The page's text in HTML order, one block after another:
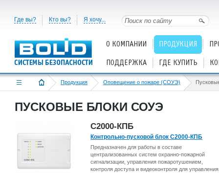
Где вы? Кто вы? Я хочу...
О КОМПАНИИ ПРОДУКЦИЯ
ПОДДЕРЖКА ГДЕ КУПИТЬ
Продукция Оповещение о пожаре (СОУЭ)
ПУСКОВЫЕ БЛОКИ СОУЭ
С2000-КПБ
Контрольно-пусковой блок С2000-КПБ
Предназначен для работы в составе
централизованных систем охранно-пожарной
сигнализации, управления пожаротушением,
контроля доступа и видеоконтроля для управления